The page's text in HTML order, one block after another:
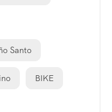
Santo
BIKE